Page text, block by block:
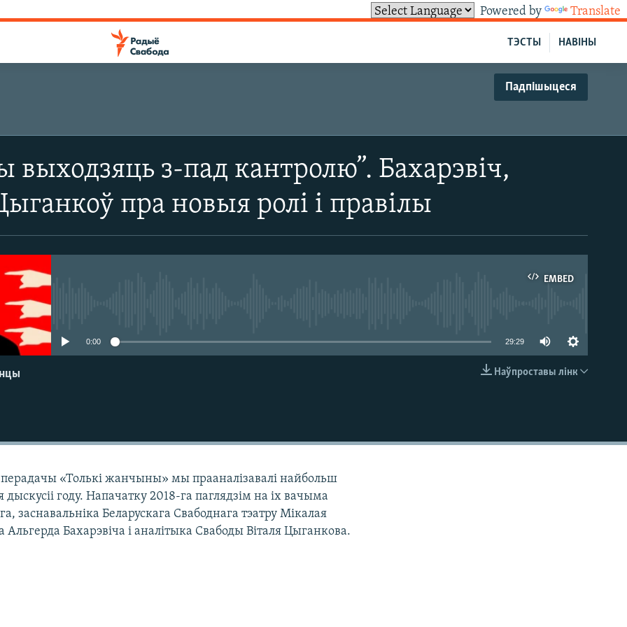
Powered by Translate
НАВІНЫ
ТЭСТЫ
Падпішыцеся
SoundCloud
CastBox
Падпішыся
з-пад кантролю”. Бахарэвіч,
пра новыя ролі і правілы
EMBED
0:00 29:29
Наўпроставы лінк
«Толькі жанчыны» мы прааналізавалі найбольш
году. Напачатку 2018-га паглядзім на іх вачыма
заснавальніка Беларускага Свабоднага тэатру Мікалая
Альгерда Бахарэвіча і аналітыка Свабоды Віталя Цыганкова.